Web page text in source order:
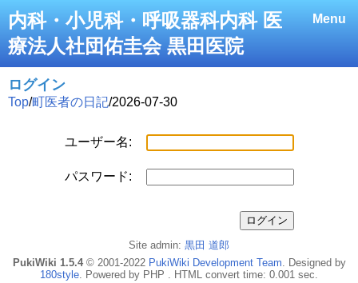
Menu
内科・小児科・呼吸器科内科 医
療法人社団佑圭会 黒田医院
ログイン
Top/町医者の日記/2026-07-30
ユーザー名:
パスワード:
Site admin: 黒田 道郎
PukiWiki 1.5.4© 2001-2022 PukiWiki Development Team. Designed by
180style. Powered by PHP . HTML convert time: 0.001 sec.